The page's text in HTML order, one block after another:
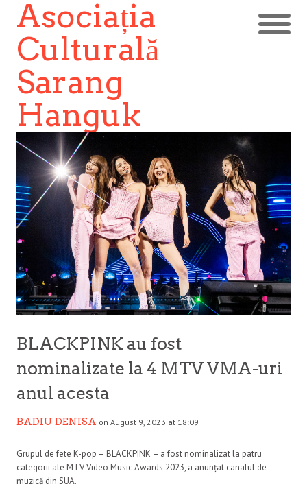
Asociația
Culturală
Sarang
Hanguk
BLACKPINK au fost
nominalizate la 4 MTV VMA-uri
anul acesta
BADIU DENISA on August 9, 2023 at 18:09
Grupul de fete K-pop – BLACKPINK – a fost nominalizat la patru
categorii ale MTV Video Music Awards 2023, a anunțat canalul de
muzică din SUA.